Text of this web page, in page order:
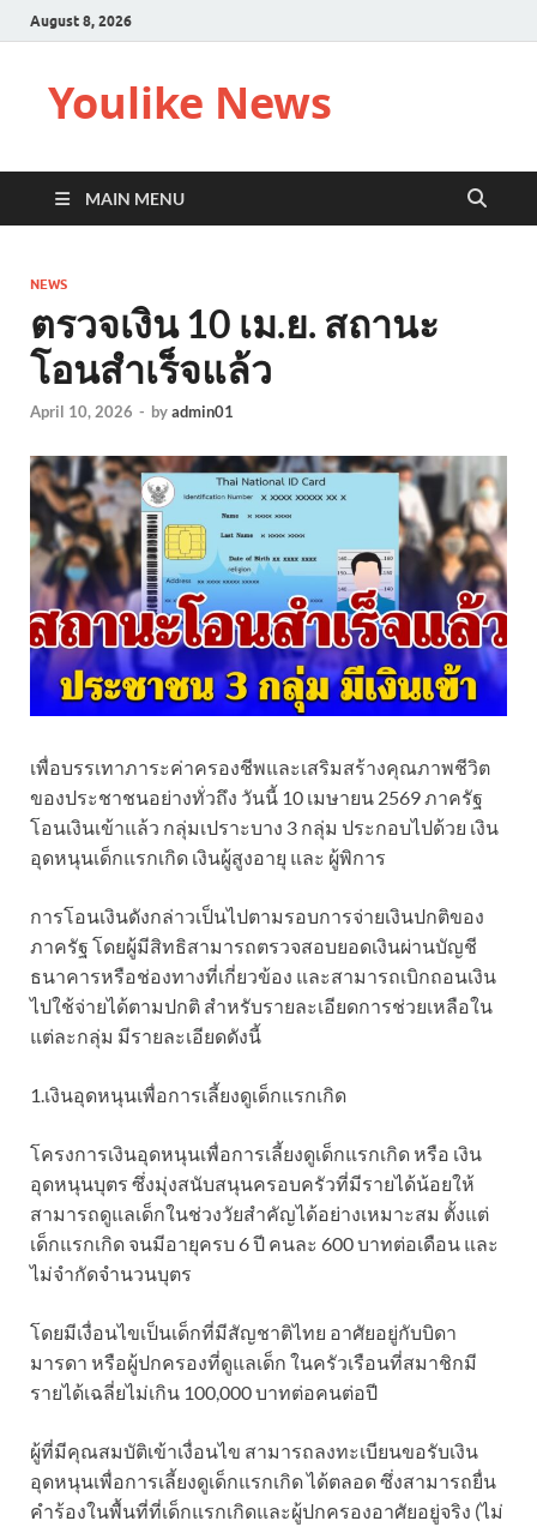
August 8, 2026
Youlike News
MAIN MENU
NEWS
ตรวจเงิน 10 เม.ย. สถานะ
โอนสำเร็จแล้ว
April 10, 2026 - byadmin01
เพื่อบรรเทาภาระค่าครองชีพและเสริมสร้างคุณภาพชีวิต
ของประชาชนอย่างทั่วถึง วันนี้ 10 เมษายน 2569 ภาครัฐ
โอนเงินเข้าแล้ว กลุ่มเปราะบาง 3 กลุ่ม ประกอบไปด้วย เงิน
อุดหนุนเด็กแรกเกิด เงินผู้สูงอายุ และ ผู้พิการ
การโอนเงินดังกล่าวเป็นไปตามรอบการจ่ายเงินปกติของ
ภาครัฐ โดยผู้มีสิทธิสามารถตรวจสอบยอดเงินผ่านบัญชี
ธนาคารหรือช่องทางที่เกี่ยวข้อง และสามารถเบิกถอนเงิน
ไปใช้จ่ายได้ตามปกติ สำหรับรายละเอียดการช่วยเหลือใน
แต่ละกลุ่ม มีรายละเอียดดังนี้
1.เงินอุดหนุนเพื่อการเลี้ยงดูเด็กแรกเกิด
โครงการเงินอุดหนุนเพื่อการเลี้ยงดูเด็กแรกเกิด หรือ เงิน
อุดหนุนบุตร ซึ่งมุ่งสนับสนุนครอบครัวที่มีรายได้น้อยให้
สามารถดูแลเด็กในช่วงวัยสำคัญได้อย่างเหมาะสม ตั้งแต่
เด็กแรกเกิด จนมีอายุครบ 6 ปี คนละ 600 บาทต่อเดือน และ
ไม่จำกัดจำนวนบุตร
โดยมีเงื่อนไขเป็นเด็กที่มีสัญชาติไทย อาศัยอยู่กับบิดา
มารดา หรือผู้ปกครองที่ดูแลเด็ก ในครัวเรือนที่สมาชิกมี
รายได้เฉลี่ยไม่เกิน 100,000 บาทต่อคนต่อปี
ผู้ที่มีคุณสมบัติเข้าเงื่อนไข สามารถลงทะเบียนขอรับเงิน
อุดหนุนเพื่อการเลี้ยงดูเด็กแรกเกิด ได้ตลอด ซึ่งสามารถยื่น
คำร้องในพื้นที่ที่เด็กแรกเกิดและผู้ปกครองอาศัยอยู่จริง (ไม่